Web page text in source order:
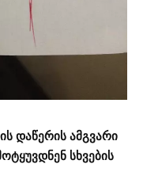
დაწერის ამგვარი
სხვების